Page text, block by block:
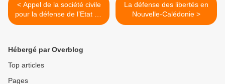
< Appel de la société civile
pour la défense de l’Etat de
droit
La défense des libertés en
Nouvelle-Calédonie >
Hébergé par Overblog
Top articles
Pages